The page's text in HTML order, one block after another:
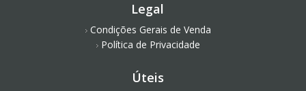
Legal
Condições Gerais de Venda
Política de Privacidade
Úteis